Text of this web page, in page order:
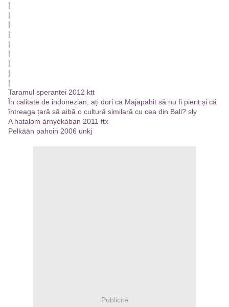
|
|
|
|
|
|
|
|
|
Taramul sperantei 2012 ktt
În calitate de indonezian, ați dori ca Majapahit să nu fi pierit și că
întreaga țară să aibă o cultură similară cu cea din Bali? sly
A hatalom árnyékában 2011 ftx
Pelkään pahoin 2006 unkj
Publicité